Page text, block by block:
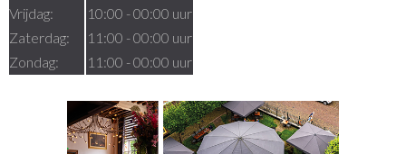
Vrijdag:
Zaterdag:
Zondag:
10:00 - 00:00 uur
11:00 - 00:00 uur
11:00 - 00:00 uur